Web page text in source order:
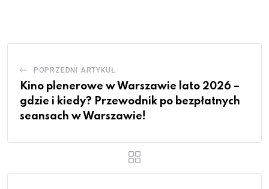
POPRZEDNI ARTYKUŁ
Kino plenerowe w Warszawie lato 2026 –
gdzie i kiedy? Przewodnik po bezpłatnych
seansach w Warszawie!